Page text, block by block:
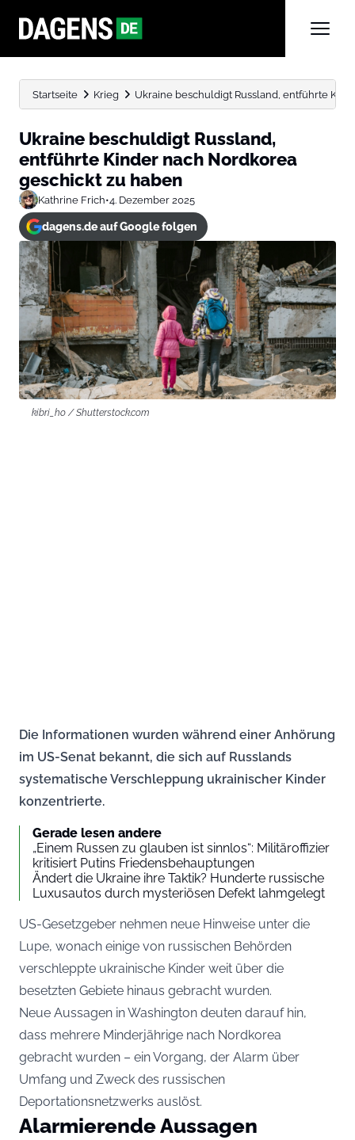
Startseite Krieg Ukraine beschuldigt Russland, entführte
Ukraine beschuldigt Russland,
entführte Kinder nach Nordkorea
geschickt zu haben
Kathrine Frich•4. Dezember 2025
dagens.de auf Google folgen
kibri_ho / Shutterstock.com
Die Informationen wurden während einer Anhörung
im US-Senat bekannt, die sich auf Russlands
systematische Verschleppung ukrainischer Kinder
konzentrierte.
Gerade lesen andere
„Einem Russen zu glauben ist sinnlos“: Militär­offizier
kritisiert Putins Friedensbehauptungen
Ändert die Ukraine ihre Taktik? Hunderte russische
Luxusautos durch mysteriösen Defekt lahmgelegt
US-Gesetzgeber nehmen neue Hinweise unter die
Lupe, wonach einige von russischen Behörden
verschleppte ukrainische Kinder weit über die
besetzten Gebiete hinaus gebracht wurden.
Neue Aussagen in Washington deuten darauf hin,
dass mehrere Minderjährige nach Nordkorea
gebracht wurden – ein Vorgang, der Alarm über
Umfang und Zweck des russischen
Deportationsnetzwerks auslöst.
Alarmierende Aussagen